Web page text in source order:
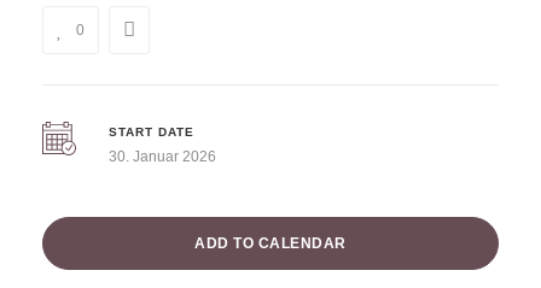
0
START DATE
30. Januar 2026
ADD TO CALENDAR